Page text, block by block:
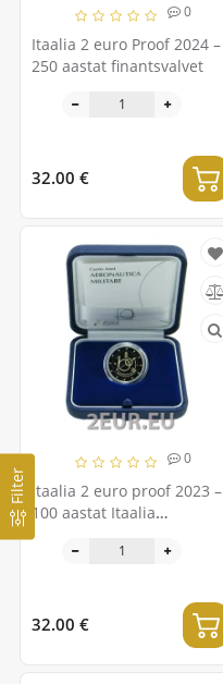
Filter
0
Itaalia 2 euro Proof 2024 –
250 aastat finantsvalvet
32.00 €
0
Itaalia 2 euro proof 2023 –
100 aastat Itaalia
õhuvägedest
32.00 €